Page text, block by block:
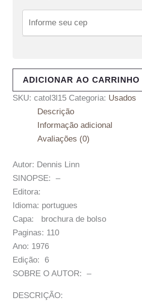
ADICIONAR AO CARRINHO
SKU:catol3l15 Categoria: Usados
Descrição
Informação adicional
Avaliações (0)
Autor: Dennis Linn
SINOPSE: –
Editora:
Idioma: portugues
Capa: brochura de bolso
Paginas: 110
Ano: 1976
Edição: 6
SOBRE O AUTOR: –
DESCRIÇÃO: